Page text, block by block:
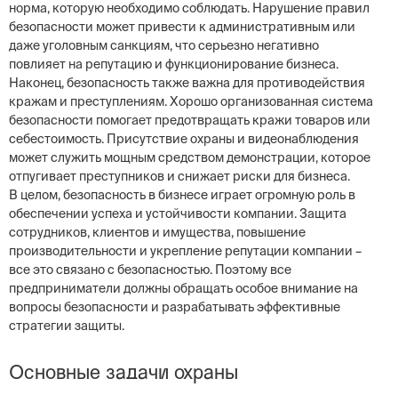
норма, которую необходимо соблюдать. Нарушение правил
безопасности может привести к административным или
даже уголовным санкциям, что серьезно негативно
повлияет на репутацию и функционирование бизнеса.
Наконец, безопасность также важна для противодействия
кражам и преступлениям. Хорошо организованная система
безопасности помогает предотвращать кражи товаров или
себестоимость. Присутствие охраны и видеонаблюдения
может служить мощным средством демонстрации, которое
отпугивает преступников и снижает риски для бизнеса.
В целом, безопасность в бизнесе играет огромную роль в
обеспечении успеха и устойчивости компании. Защита
сотрудников, клиентов и имущества, повышение
производительности и укрепление репутации компании –
все это связано с безопасностью. Поэтому все
предприниматели должны обращать особое внимание на
вопросы безопасности и разрабатывать эффективные
стратегии защиты.
Основные задачи охраны